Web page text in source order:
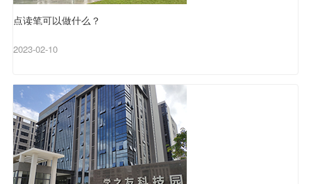
点读笔可以做什么？
2023-02-10